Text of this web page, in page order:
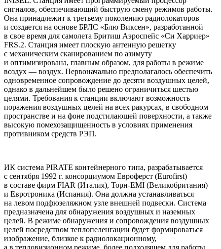
сигналов, обеспечивающий быструю смену режимов работы.
Она принадлежит к третьему поколению радиолокаторов
и создается на основе БРЛС «Блю Виксен», разработанной
в свое время для самолета Бритиш Аэроспейс «Си Харриер»
FRS.2. Станция имеет плоскую антенную решетку
с механическим сканированием по азимуту
и оптимизирована, главным образом, для работы в режиме
воздух — воздух. Первоначально предполагалось обеспечить
одновременное сопровождение до десяти воздушных целей,
однако в дальнейшем было решено ограничиться шестью
целями. Требования к станции включают возможность
поражения воздушных целей на всех ракурсах, в свободном
пространстве и на фоне подстилающей поверхности, а также
высокую помехозащищенность в условиях применения
противником средств РЭП.
ИК система PIRATE контейнерного типа, разрабатывается
с сентября 1992 г. консорциумом Евроферст (Eurofirst)
в составе фирм FIAR (Италия), Торн-EMI (Великобритания)
и Евротроника (Испания). Она должна устанавливаться
на левом подфюзеляжном узле внешней подвески. Система
предназначена для обнаружения воздушных и наземных
целей. В режиме обнаружения и сопровождения воздушных
целей посредством теплопеленгации будет формироваться
изображение, близкое к радиолокационному,